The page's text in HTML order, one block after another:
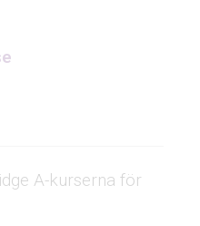
A-kurserna för